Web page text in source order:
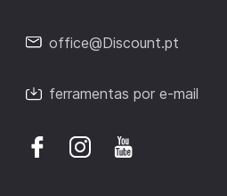
office@Discount.pt
ferramentas por e-mail